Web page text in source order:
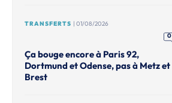
TRANSFERTS | 01/08/2026
0
Ça bouge encore à Paris 92,
Dortmund et Odense, pas à Metz et
Brest